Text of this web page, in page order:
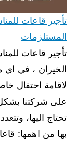
المستلزمات
تأجير قاعات
الخيران ، في اي
لاقامة احتفال
على شركتنا
تحتاج اليها،
بها من اهمها: